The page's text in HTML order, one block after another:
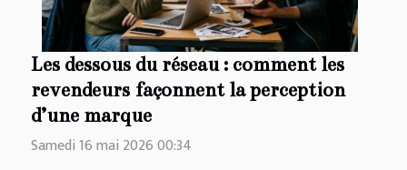
Les dessous du réseau : comment les
revendeurs façonnent la perception
d’une marque
Samedi 16 mai 2026 00:34